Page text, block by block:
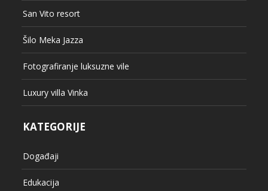
San Vito resort
Šilo Meka Jazza
Fotografiranje luksuzne vile
Luxury villa Vinka
KATEGORIJE
Događaji
Edukacija